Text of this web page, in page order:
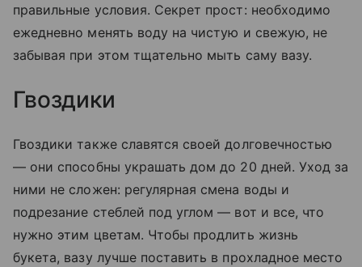
правильные условия. Секрет прост: необходимо
ежедневно менять воду на чистую и свежую, не
забывая при этом тщательно мыть саму вазу.
Гвоздики
Гвоздики также славятся своей долговечностью
— они способны украшать дом до 20 дней. Уход за
ними не сложен: регулярная смена воды и
подрезание стеблей под углом — вот и все, что
нужно этим цветам. Чтобы продлить жизнь
букета, вазу лучше поставить в прохладное место